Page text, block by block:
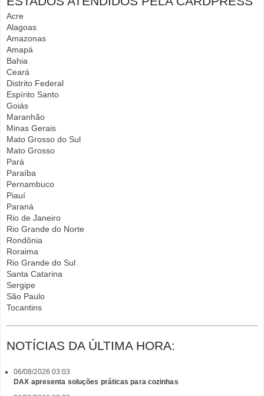
Acre
Alagoas
Amazonas
Amapá
Bahia
Ceará
Distrito Federal
Espírito Santo
Goiás
Maranhão
Minas Gerais
Mato Grosso do Sul
Mato Grosso
Pará
Paraíba
Pernambuco
Piauí
Paraná
Rio de Janeiro
Rio Grande do Norte
Rondônia
Roraima
Rio Grande do Sul
Santa Catarina
Sergipe
São Paulo
Tocantins
NOTÍCIAS DA ÚLTIMA HORA:
06/08/2026 03:03
DAX apresenta soluções práticas para cozinhas